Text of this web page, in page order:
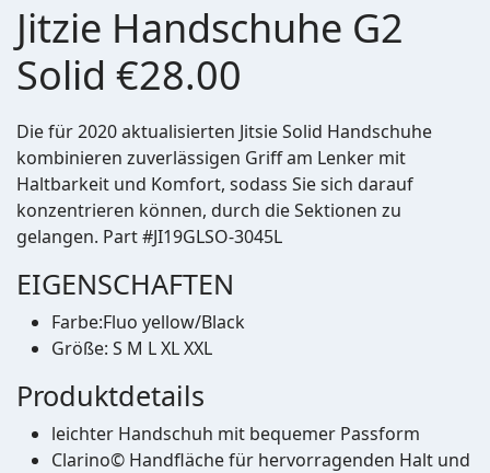
Jitzie Handschuhe G2
Solid €28.00
Die für 2020 aktualisierten Jitsie Solid Handschuhe
kombinieren zuverlässigen Griff am Lenker mit
Haltbarkeit und Komfort, sodass Sie sich darauf
konzentrieren können, durch die Sektionen zu
gelangen. Part #JI19GLSO-3045L
EIGENSCHAFTEN
Farbe:Fluo yellow/Black
Größe: S M L XL XXL
Produktdetails
leichter Handschuh mit bequemer Passform
Clarino© ️Handfläche für hervorragenden Halt und